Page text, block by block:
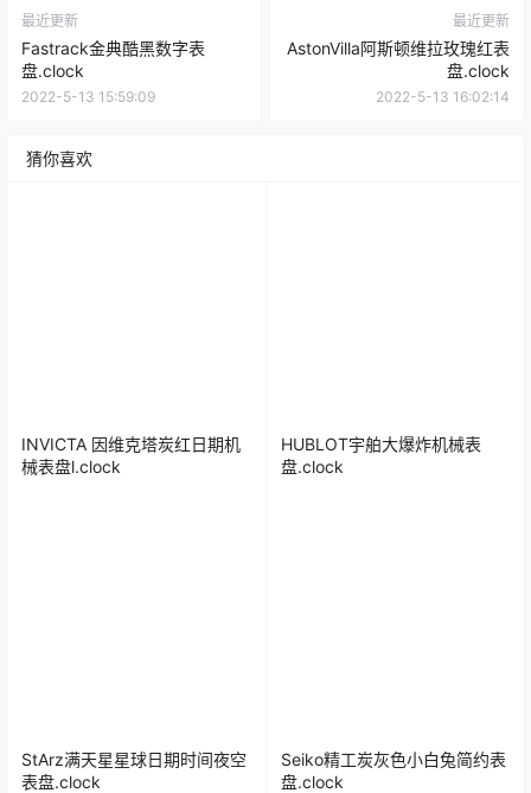
最近更新
Fastrack金典酷黑数字表
盘.clock
2022-5-13 15:59:09
最近更新
AstonVilla阿斯顿维拉玫瑰红表
盘.clock
2022-5-13 16:02:14
猜你喜欢
INVICTA 因维克塔炭红日期机
械表盘l.clock
HUBLOT宇舶大爆炸机械表
盘.clock
StArz满天星星球日期时间夜空
表盘.clock
Seiko精工炭灰色小白兔简约表
盘.clock